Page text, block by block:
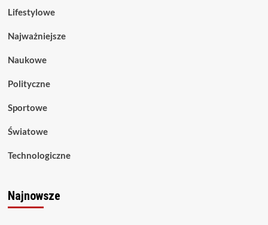
Lifestylowe
Najważniejsze
Naukowe
Polityczne
Sportowe
Światowe
Technologiczne
Najnowsze